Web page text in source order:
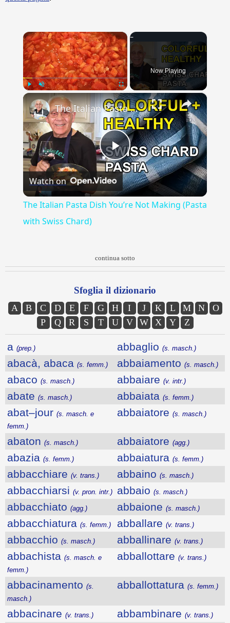
×
Unmute Fullscreen
Now Playing
×
Play
Video
The Italian Pasta Dish You’re Not Making (Pasta with Swiss Chard)
Watch on
The Italian Pasta Dish You’re Not Making (Pasta
with Swiss Chard)
continua sotto
Sfoglia il dizionario
A B C D E F G H I J K L M N
O
P
Q R S T U V W X Y Z
a (prep.) abbaglio (s. masch.)
abacà, abaca (s. femm.) abbaiamento (s. masch.)
abaco (s. masch.) abbaiare (v. intr.)
abate (s. masch.) abbaiata (s. femm.)
abat–jour (s. masch. e
femm.)
abbaiatore (s. masch.)
abaton (s. masch.) abbaiatore (agg.)
abazia (s. femm.) abbaiatura (s. femm.)
abbacchiare (v. trans.) abbaino (s. masch.)
abbacchiarsi (v. pron. intr.) abbaio (s. masch.)
abbacchiato (agg.) abbaione (s. masch.)
abbacchiatura (s. femm.) abballare (v. trans.)
abbacchio (s. masch.) abballinare (v. trans.)
abbachista (s. masch. e
femm.)
abballottare (v. trans.)
abbacinamento (s.
masch.)
abballottatura (s. femm.)
abbacinare (v. trans.) abbambinare (v. trans.)